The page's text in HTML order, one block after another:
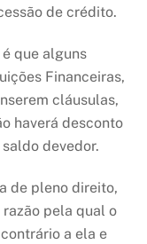
de crédito.
que alguns
Financeiras,
cláusulas,
haverá desconto
devedor.
de pleno direito,
pela qual o
a ela e